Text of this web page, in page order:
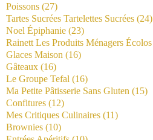
Poissons (27)
Tartes Sucrées Tartelettes Sucrées (24)
Noel Épiphanie (23)
Rainett Les Produits Ménagers Écolos
Glaces Maison (16)
Gâteaux (16)
Le Groupe Tefal (16)
Ma Petite Pâtisserie Sans Gluten (15)
Confitures (12)
Mes Critiques Culinaires (11)
Brownies (10)